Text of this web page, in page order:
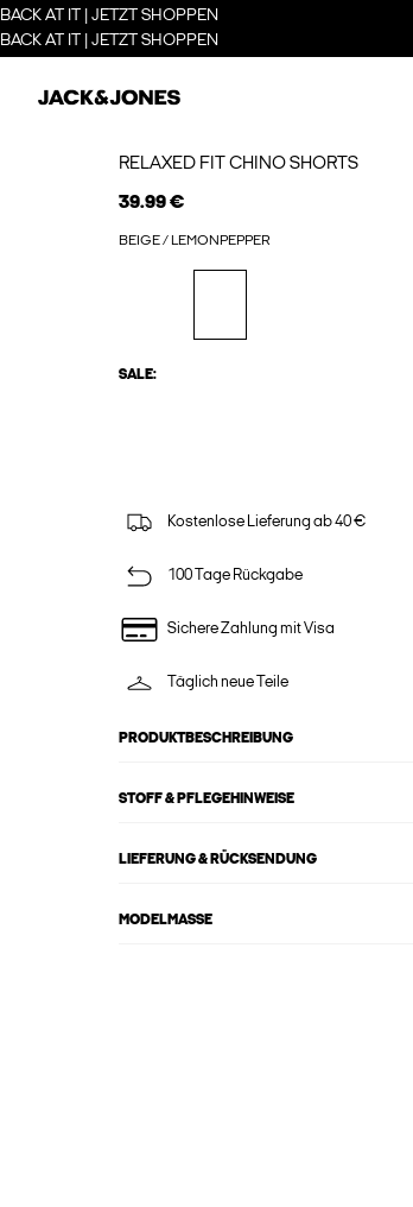
BACK AT IT | JETZT SHOPPEN
BACK AT IT | JETZT SHOPPEN
RELAXED FIT CHINO SHORTS
39.99 €
BEIGE / LEMONPEPPER
SALE:
Kostenlose Lieferung ab 40 €
100 Tage Rückgabe
Sichere Zahlung mit Visa
Täglich neue Teile
PRODUKTBESCHREIBUNG
STOFF & PFLEGEHINWEISE
LIEFERUNG & RÜCKSENDUNG
MODELMASSE